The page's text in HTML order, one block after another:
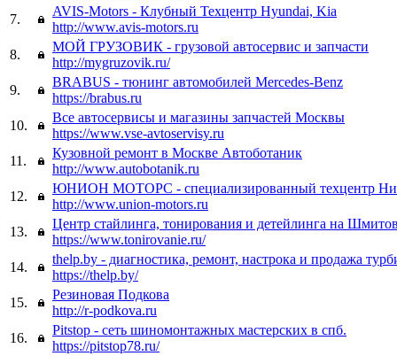
7.
AVIS-Motors - Клубный Техцентр Hyundai, Kia
http://www.avis-motors.ru
8.
МОЙ ГРУЗОВИК - грузовой автосервис и запчасти
http://mygruzovik.ru/
9.
BRABUS - тюнинг автомобилей Mercedes-Benz
https://brabus.ru
10.
Все автосервисы и магазины запчастей Москвы
https://www.vse-avtoservisy.ru
11.
Кузовной ремонт в Москве Автоботаник
http://www.autobotanik.ru
12.
ЮНИОН МОТОРС - специализированный техцентр
http://www.union-motors.ru
13.
Центр стайлинга, тонирования и детейлинга на
https://www.tonirovanie.ru/
14.
thelp.by - диагностика, ремонт, настрока и продажа
https://thelp.by/
15.
Резиновая Подкова
http://r-podkova.ru
16.
Pitstop - сеть шиномонтажных мастерских в спб.
https://pitstop78.ru/